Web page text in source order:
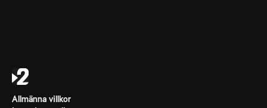
Allmänna villkor